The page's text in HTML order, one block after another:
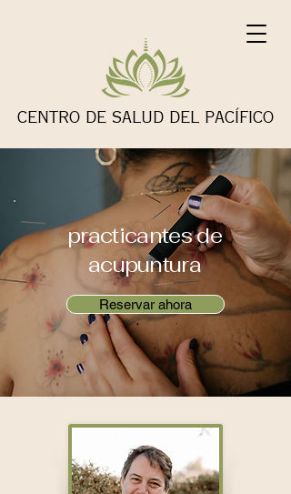
CENTRO DE SALUD DEL PACÍFICO
practicantes de
acupuntura
Reservar ahora